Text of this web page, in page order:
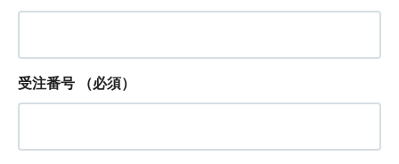
受注番号 （必須）